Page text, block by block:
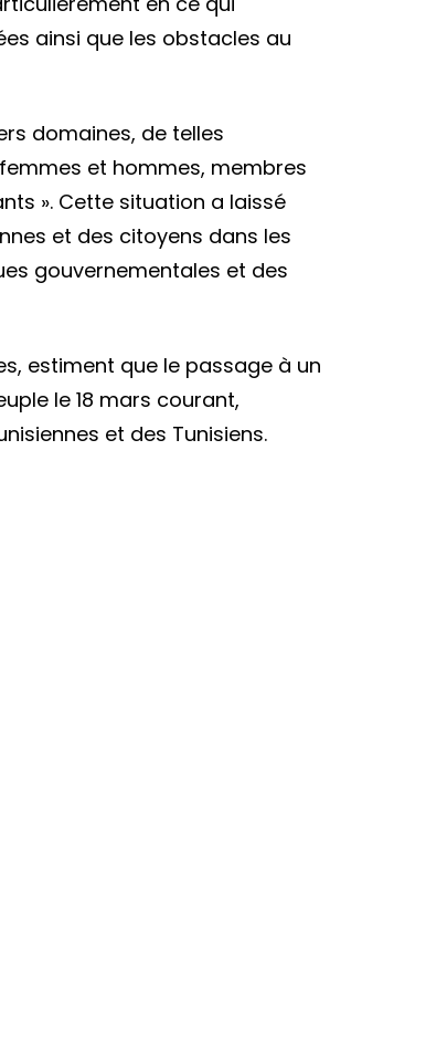
ainsi que les obstacles au
domaines, de telles
et hommes, membres
». Cette situation a laissé
et des citoyens dans les
gouvernementales et des
estiment que le passage à un
le 18 mars courant,
et des Tunisiens.